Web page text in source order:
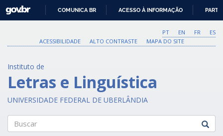
O
CONTEÚDO
GOVBR
COMUNICA BR ACESSO À INFORMAÇÃO
PT EN FR
ES
ACESSIBILIDADE
ALTO CONTRASTE MAPA DO SITE
Instituto de
Letras e Linguística
UNIVERSIDADE FEDERAL DE UBERLÂNDIA